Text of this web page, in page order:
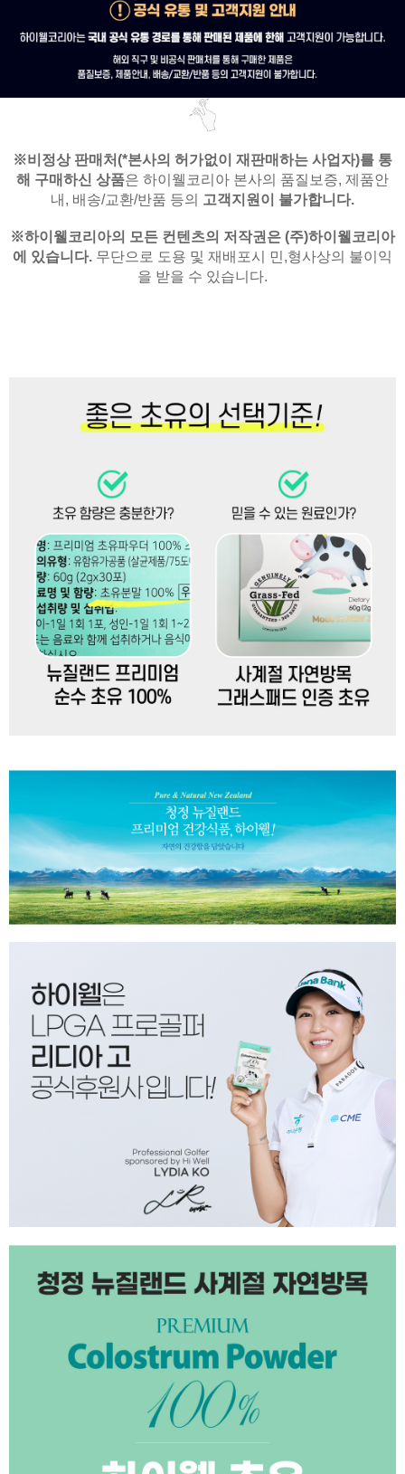
※비정상 판매처(*본사의 허가없이 재판매하는 사업자)를 통
해 구매하신 상품은 하이웰코리아 본사의 품질보증, 제품안
내, 배송/교환/반품 등의 고객지원이 불가합니다.
※하이웰코리아의 모든 컨텐츠의 저작권은 (주)하이웰코리아
에 있습니다. 무단으로 도용 및 재배포시 민,형사상의 불이익
을 받을 수 있습니다.